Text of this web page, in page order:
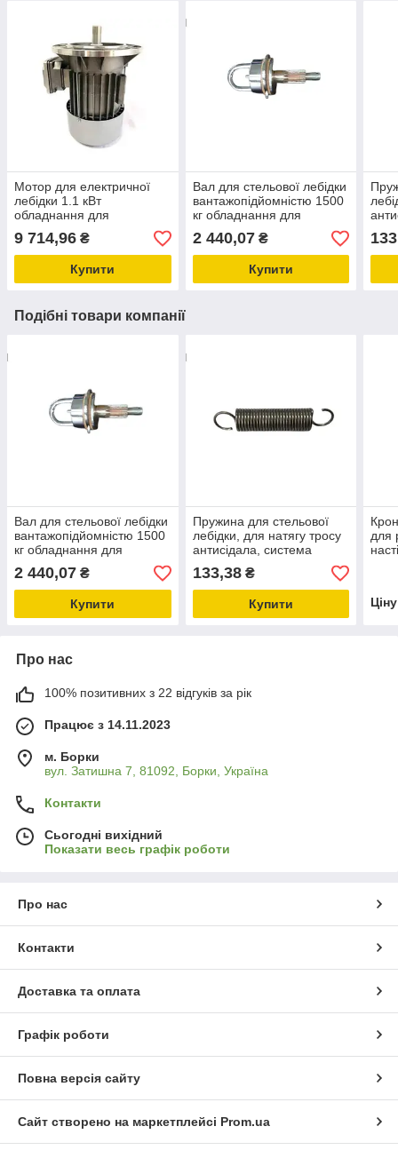
Мотор для електричної
лебідки 1.1 кВт
обладнання для
птахофабрик
9 714,96 ₴
Купити
Вал для стельової лебідки
вантажопідйомністю 1500
кг обладнання для
птахофабрик
2 440,07₴
Купити
Подібні товари компанії
Вал для стельової лебідки
вантажопідйомністю 1500
кг обладнання для
2 440,07 ₴
Купити
Пружина для стельової
лебідки, для натягу тросу
антисідала, система
годування для птахівників
133,38₴
Купити
для
Про нас
100% позитивних з 22 відгуків за рік
Працює з 14.11.2023
м. Борки
вул. Затишна 7, 81092, Борки, Україна
Контакти
Сьогодні вихідний
Показати весь графік роботи
Про нас
Контакти
Доставка та оплата
Графік роботи
Повна версія сайту
Сайт створено на маркетплейсі Prom.ua